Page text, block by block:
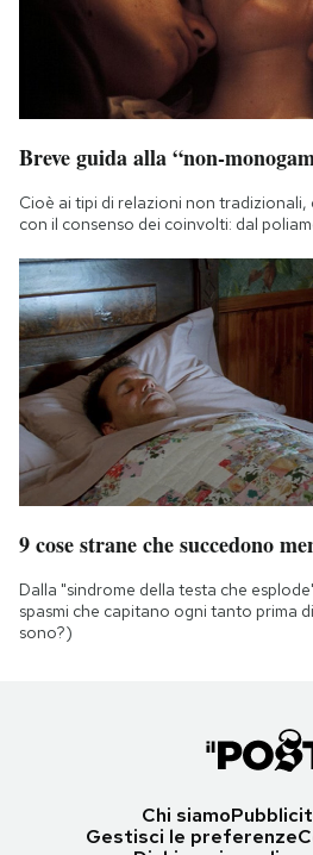
Breve guida alla “non-
Cioè ai tipi di relazioni non
con il consenso dei coinvolti: dal
9 cose strane che succedono
Dalla "sindrome della testa che
spasmi che capitano ogni tanto prima
sono?)
Chi siamo
Gestisci le preferenze